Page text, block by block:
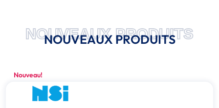
NOUVEAUX PRODUITS
NOUVEAUX PRODUITS
Nouveau!